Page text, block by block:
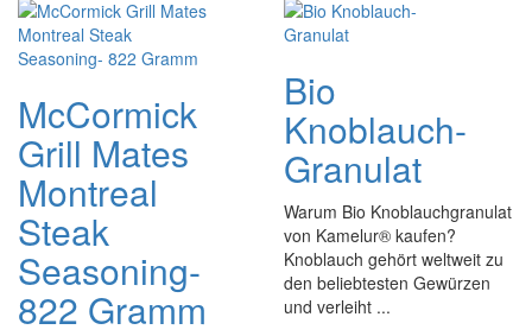
McCormick
Grill Mates
Montreal
Steak
Seasoning-
822 Gramm
Bio
Knoblauch-
Granulat
Warum Bio Knoblauchgranulat
von Kamelur® kaufen?
Knoblauch gehört weltweit zu
den beliebtesten Gewürzen
und verleiht ...